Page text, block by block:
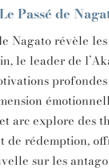
Le Passé de
Nagato révèle
le leader de
arc explore des
de rédemption,
sur les